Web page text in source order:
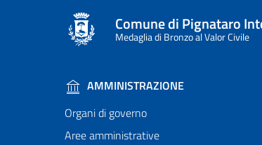
Comune di Pignataro
Medaglia di Bronzo al Valor Civile
AMMINISTRAZIONE
Organi di governo
Aree amministrative